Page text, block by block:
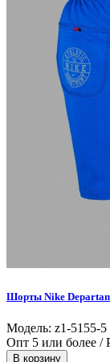
Шорты Nike
Модель: z1-5155-5
Опт 5 или более /
В корзину